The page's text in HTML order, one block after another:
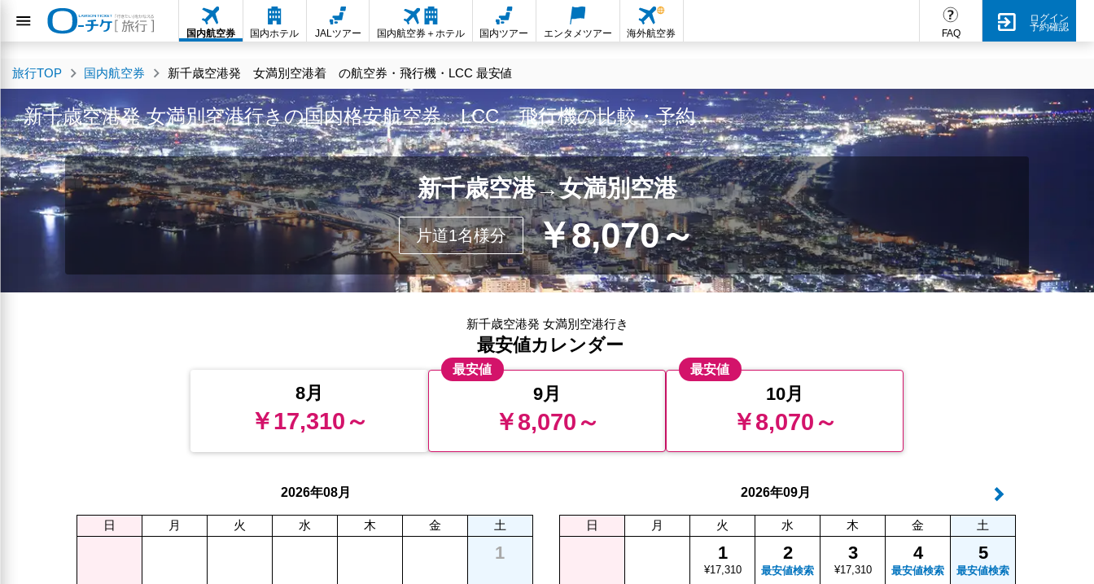
FAQ
ログイン
予約確認
国内航空券 国内ホテル JALツアー 国内航空券＋ホテル 国内ツアー エンタメツアー 海外航空券
旅行TOP 国内航空券 新千歳空港発 女満別空港着 の航空券・飛行機・LCC 最安値
新千歳空港発 女満別空港行きの国内格安航空券、LCC、飛行機の比較・予約
新千歳空港→女満別空港
片道1名様分 ￥8,070～
新千歳空港発 女満別空港行き
最安値カレンダー
8月
￥17,310～
最安値
9月
￥8,070～
最安値
10月
￥8,070～
2026年08月
日 月 火 水 木 金 土
1
2026年09月
日 月 火 水 木 金 土
1
¥17,310
2
最安値検索
3
¥17,310
4
最安値検索
5
最安値検索